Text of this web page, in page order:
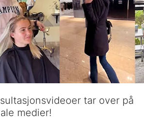
tar over på
medier!